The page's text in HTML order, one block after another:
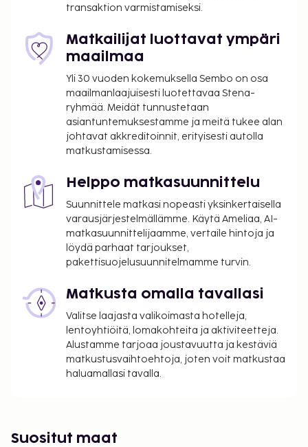
takuumaksut eivät välttämättä sisällä veroja, ja ne
transaktion varmistamiseksi.
Matkailijat luottavat ympäri
maailmaa
Yli 30 vuoden kokemuksella Sembo on osa
maailmanlaajuisesti luotettavaa Stena-
ryhmää. Meidät tunnustetaan
asiantuntemuksestamme ja meitä tukee alan
johtavat akkreditoinnit, erityisesti autolla
matkustamisessa.
Helppo matkasuunnittelu
Suunnittele matkasi nopeasti yksinkertaisella
varausjärjestelmällämme. Käytä Ameliaa, AI-
matkasuunnittelijaamme, vertaile hintoja ja
löydä parhaat tarjoukset,
pakettisuojelusuunnitelmamme turvin.
Matkusta omalla tavallasi
Valitse laajasta valikoimasta hotelleja,
lentoyhtiöitä, lomakohteita ja aktiviteetteja.
Alustamme tarjoaa joustavuutta ja kestäviä
matkustusvaihtoehtoja, joten voit matkustaa
haluamallasi tavalla.
Suositut maat